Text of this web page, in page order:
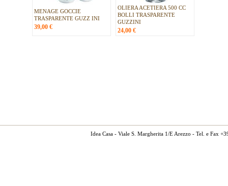
MENAGE GOCCIE
TRASPARENTE GUZZ INI
39,00 €
OLIERA ACETIERA 500 CC
BOLLI TRASPARENTE
GUZZINI
24,00 €
Idea Casa - Viale S. Margherita 1/E Arezzo - Tel. e Fax